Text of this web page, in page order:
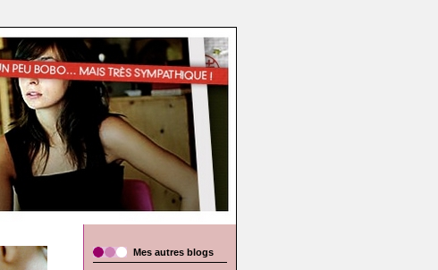
Mes autres blogs